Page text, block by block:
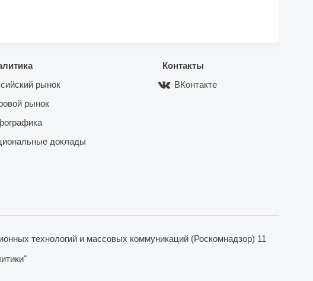
рынок
рынок
доклады
Контакты
ВКонтакте
технологий и массовых коммуникаций (Роскомнадзор) 11